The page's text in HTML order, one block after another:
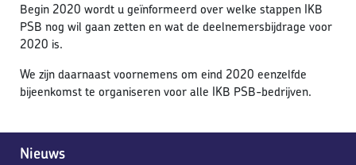
Nieuws
Begin 2020 wordt u geïnformeerd over welke stappen IKB
PSB nog wil gaan zetten en wat de deelnemersbijdrage voor
2020 is.
We zijn daarnaast voornemens om eind 2020 eenzelfde
bijeenkomst te organiseren voor alle IKB PSB-bedrijven.